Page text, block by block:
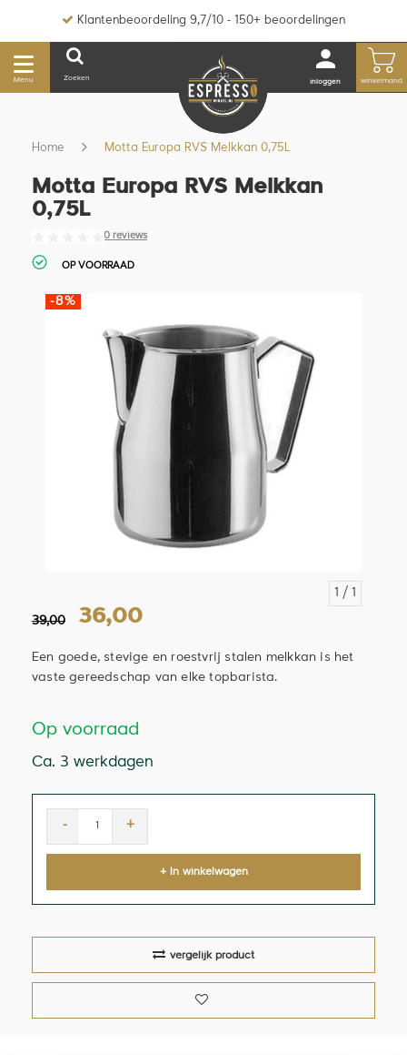
Klantenbeoordeling 9,7/10 - 150+ beoordelingen
Menu Zoeken inloggen winkelmand
Home Motta Europa RVS Melkkan 0,75L
Motta Europa RVS Melkkan
0,75L
0 reviews
OP VOORRAAD
-8%
1 / 1
39,00 36,00
Een goede, stevige en roestvrij stalen melkkan is het
vaste gereedschap van elke topbarista.
Op voorraad
Ca. 3 werkdagen
- +
+ In winkelwagen
vergelijk product